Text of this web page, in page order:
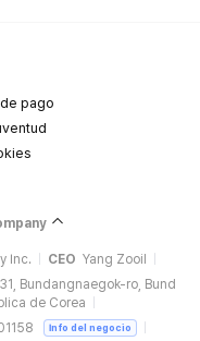
pago
Inc. CEO Yang Zooil
Bundangnaegok-ro, Bund
de Corea
Info del negocio